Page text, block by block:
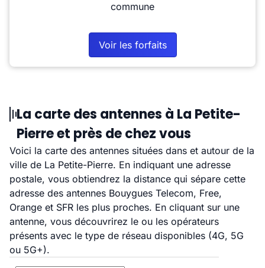
commune
Voir les forfaits
La carte des antennes à La Petite-
Pierre et près de chez vous
Voici la carte des antennes situées dans et autour de la
ville de La Petite-Pierre. En indiquant une adresse
postale, vous obtiendrez la distance qui sépare cette
adresse des antennes Bouygues Telecom, Free,
Orange et SFR les plus proches. En cliquant sur une
antenne, vous découvrirez le ou les opérateurs
présents avec le type de réseau disponibles (4G, 5G
ou 5G+).